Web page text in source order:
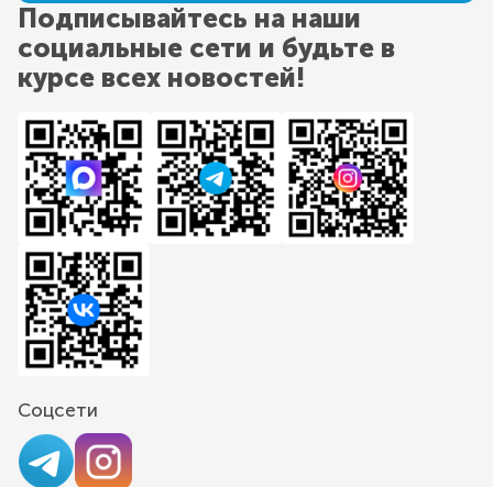
Подписывайтесь на наши
социальные сети и будьте в
курсе всех новостей!
Соцсети